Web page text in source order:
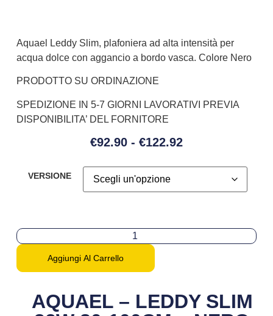
Aquael Leddy Slim, plafoniera ad alta intensità per
acqua dolce con aggancio a bordo vasca. Colore Nero
PRODOTTO SU ORDINAZIONE
SPEDIZIONE IN 5-7 GIORNI LAVORATIVI PREVIA
DISPONIBILITA’ DEL FORNITORE
€92.90 - €122.92
VERSIONE
Aggiungi Al Carrello
AQUAEL – LEDDY SLIM